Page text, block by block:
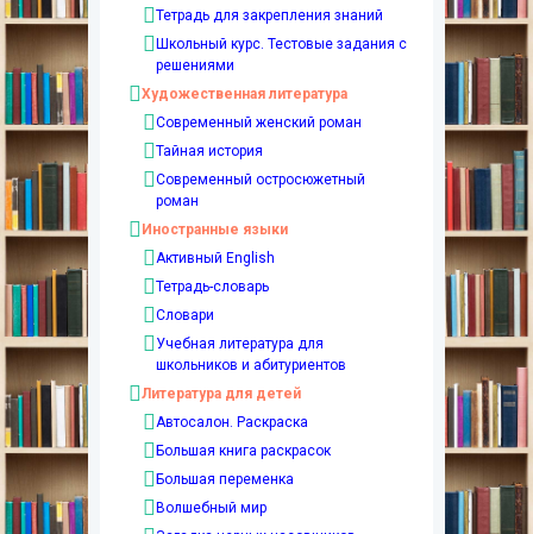
Тетрадь для закрепления знаний
Школьный курс. Тестовые задания с
решениями
Художественная литература
Современный женский роман
Тайная история
Современный остросюжетный
роман
Иностранные языки
Активный English
Тетрадь-словарь
Словари
Учебная литература для
школьников и абитуриентов
Литература для детей
Автосалон. Раскраска
Большая книга раскрасок
Большая переменка
Волшебный мир